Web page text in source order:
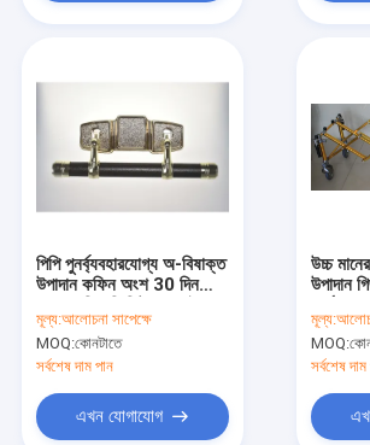
পিপি পুনর্ব্যবহারযোগ্য অ-বিষাক্ত
উপাদান কফিন অংশ 30 দিন
মূল্য:আলোচনা সাপেক্ষে
MOQ:কোনটাতে
সর্বশেষ দাম পান
এখন যোগাযোগ
উচ্চ
উপাদান
মূল্য:
MOQ:
সর্বশেষ